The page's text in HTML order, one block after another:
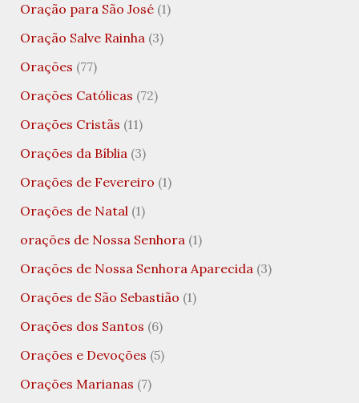
Oração para São José(1)
Oração Salve Rainha(3)
Orações (77)
Orações Católicas (72)
Orações Cristãs (11)
Orações da Bíblia(3)
Orações de Fevereiro (1)
Orações de Natal(1)
orações de Nossa Senhora(1)
Orações de Nossa Senhora Aparecida(3)
Orações de São Sebastião (1)
Orações dos Santos (6)
Orações e Devoções (5)
Orações Marianas (7)